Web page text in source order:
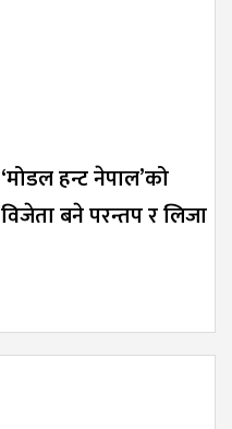
‘मोडल हन्ट नेपाल’को
विजेता बने परन्तप र लिजा